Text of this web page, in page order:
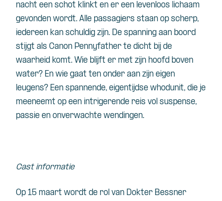
nacht een schot klinkt en er een levenloos lichaam
gevonden wordt. Alle passagiers staan op scherp,
iedereen kan schuldig zijn. De spanning aan boord
stijgt als Canon Pennyfather te dicht bij de
waarheid komt. Wie blijft er met zijn hoofd boven
water? En wie gaat ten onder aan zijn eigen
leugens? Een spannende, eigentijdse whodunit, die je
meeneemt op een intrigerende reis vol suspense,
passie en onverwachte wendingen.
Cast informatie
Op 15 maart wordt de rol van Dokter Bessner